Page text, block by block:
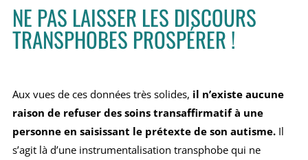
NE PAS LAISSER LES DISCOURS
TRANSPHOBES PROSPÉRER !
Aux vues de ces données très solides, il n’existe aucune
raison de refuser des soins transaffirmatif à une
personne en saisissant le prétexte de son autisme. Il
s’agit là d’une instrumentalisation transphobe qui ne